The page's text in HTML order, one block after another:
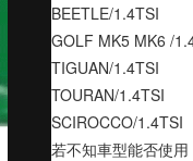
BEETLE/1.4TSI
GOLF MK5 MK6 /
TIGUAN/1.4TSI
TOURAN/1.4TSI
SCIROCCO/1.4TSI
若不知車型能否使